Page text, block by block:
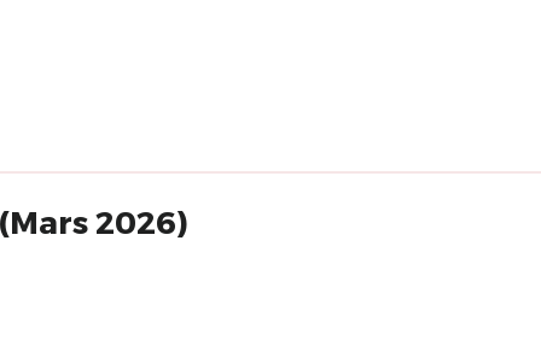
2026)